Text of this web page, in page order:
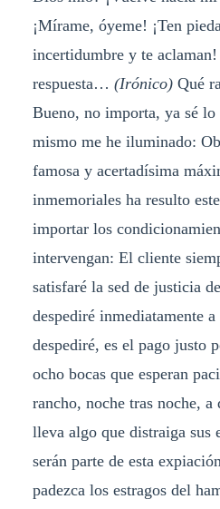
¡Mírame, óyeme! ¡Ten
incertidumbre y te aclaman!
respuesta… (Irónico)Qué
Bueno, no importa, ya sé lo
mismo me he iluminado:
famosa y acertadísima
inmemoriales ha resulto
importar los
intervengan: El cliente
satisfaré la sed de justicia
despediré inmediatamente
despediré, es el pago justo
ocho bocas que esperan
rancho, noche tras noche, a
lleva algo que distraiga sus
serán parte de esta
padezca los estragos del